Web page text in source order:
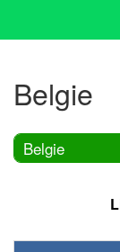
Belgie
Belgie